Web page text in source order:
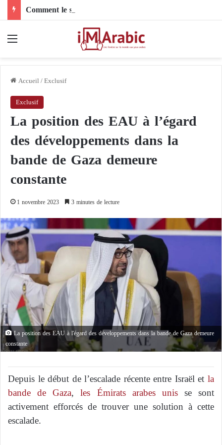
Accueil/Exclusif
Exclusif
La position des EAU à l’égard
des développements dans la
bande de Gaza demeure
constante
1 novembre 2023 3 minutes de lecture
La position des EAU à l'égard des développements dans la bande de Gaza demeure
constante
Depuis le début de l’escalade récente entre Israël et la
bande de Gaza,les Émirats arabes unisse sont
activement efforcés de trouver une solution à cette
escalade.